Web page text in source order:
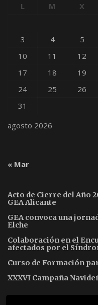
agosto 2026
L M X
3
4 5
10
11 12
17
18 19
24
25 26
31
« Mar
Acto de Cierre del Año
GEA Alicante
GEA convoca una
Elche
Colaboración en el
afectados por el
Curso de Formación
XXXVI Campaña